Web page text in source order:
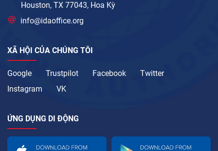
Houston, TX 77043, Hoa Kỳ
info@idaoffice.org
XÃ HỘI CỦA CHÚNG TÔI
Google Trustpilot Facebook
Twitter
Instagram
VK
ỨNG DỤNG DI ĐỘNG